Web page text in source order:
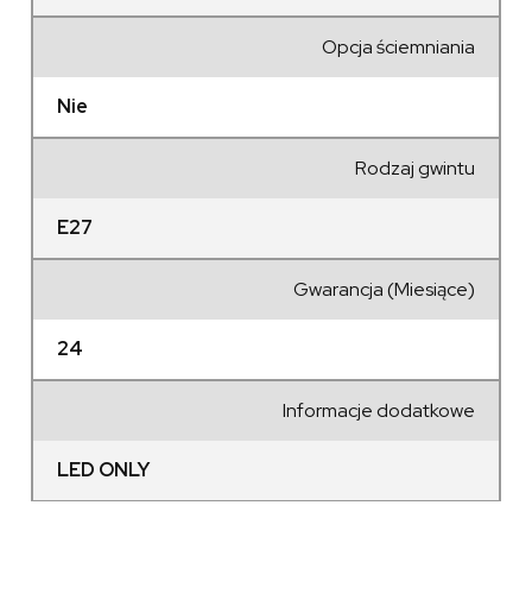
Opcja ściemniania
Nie
Rodzaj gwintu
E27
Gwarancja (Miesiące)
24
Informacje dodatkowe
LED ONLY